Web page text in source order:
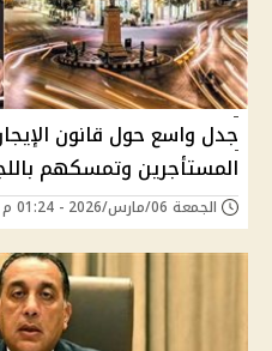
جدل واسع حول قانون
المستأجرين وتمسكهم
الجمعة 06/مارس/2026 - 01:24 م